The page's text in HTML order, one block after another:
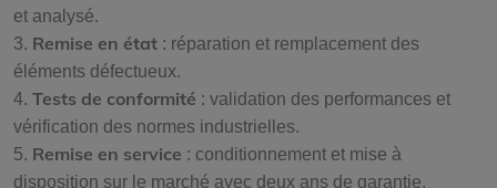
et analysé.
3. Remise en état : réparation et remplacement des
éléments défectueux.
4. Tests de conformité : validation des performances et
vérification des normes industrielles.
5. Remise en service : conditionnement et mise à
disposition sur le marché avec deux ans de garantie.